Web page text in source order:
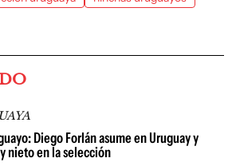
Diego Forlán asume en Uruguay y
nieto en la selección